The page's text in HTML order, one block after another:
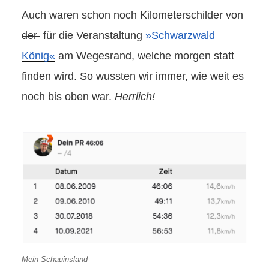
Auch waren schon noch Kilometerschilder von
der für die Veranstaltung »Schwarzwald
König« am Wegesrand, welche morgen statt
finden wird. So wussten wir immer, wie weit es
noch bis oben war. Herrlich!
Mein Schauinsland